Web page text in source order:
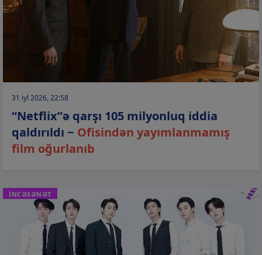
31 iyl 2026, 22:58
“Netflix”ə qarşı 105 milyonluq iddia
qaldırıldı − Ofisindən yayımlanmamış
film oğurlanıb
İNCƏSƏNƏT